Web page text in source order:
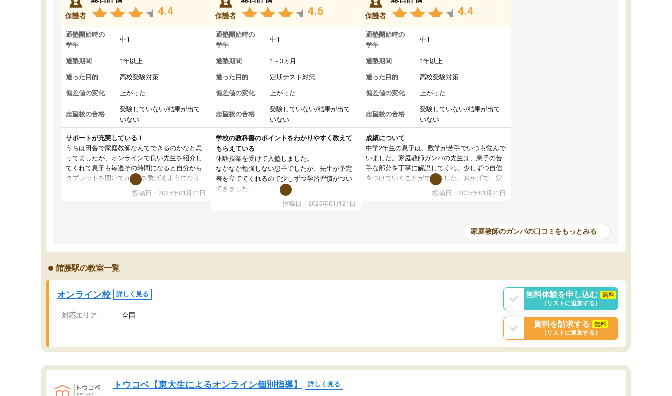
保護者 4.4
通塾開始時の
学年
中1
通塾期間 1年以上
通った目的 高校受験対策
偏差値の変化 上がった
志望校の合格
受験していない/結果が出て
いない
サポートが充実している！
うちは田舎で家庭教師なんてできるのかなと思
ってましたが、オンラインで良い先生を紹介し
てくれて息子も毎週その時間になると自分から
タブレットを開いてzoomを繋げるようになり
ました！5科目なんでもOKなのもとても気に入
投稿日：2025年01月21日
保護者 4.6
通塾開始時の
学年
中1
通塾期間 1～3ヵ月
通った目的 定期テスト対策
偏差値の変化 上がった
志望校の合格
受験していない/結果が出て
いない
学校の教科書のポイントをわかりやすく教えて
もらえている
体験授業を受けて入塾しました。
なかなか勉強しない息子でしたが、先生が予定
表を立ててくれるので少しずつ学習習慣がつい
てきました。
オンラインで週に一度の受講ですが、指導が無
い日も予定表に基づいて勉強したり、LINEでわ
投稿日：2025年01月21日
保護者 4.4
通塾開始時の
学年
中1
通塾期間 1年以上
通った目的 高校受験対策
偏差値の変化 上がった
志望校の合格
受験していない/結果が出て
いない
成績について
中学2年生の息子は、数学が苦手でいつも悩んで
いました。家庭教師ガンバの先生は、息子の苦
手な部分を丁寧に解説してくれ、少しずつ自信
をつけていくことができました。おかげで、定
期テストの成績が10点以上アップし、本人もと
投稿日：2025年01月21日
家庭教師のガンバの口コミをもっとみる
館腰駅の教室一覧
オンライン校 詳しく見る
対応エリア 全国
無料体験を申し込む
無料
（リストに追加する）
資料を請求する
無料
（リストに追加する）
トウコベ【東大生によるオンライン個別指導】 詳しく見る